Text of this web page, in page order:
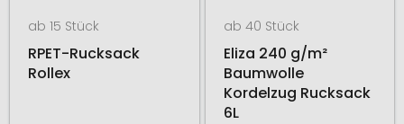
ab 15 Stück
RPET-Rucksack
Rollex
ab 40 Stück
Eliza 240 g/m²
Baumwolle
Kordelzug Rucksack
6L